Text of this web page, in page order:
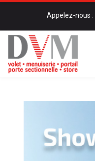
Appelez-nous :